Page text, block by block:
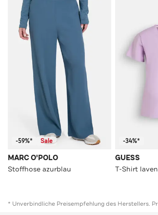
-59%* Sale
MARC O'POLO
Stoffhose azurblau
-34%*
GUESS
T-Shirt
* Unverbindliche Preisempfehlung des Herstellers.